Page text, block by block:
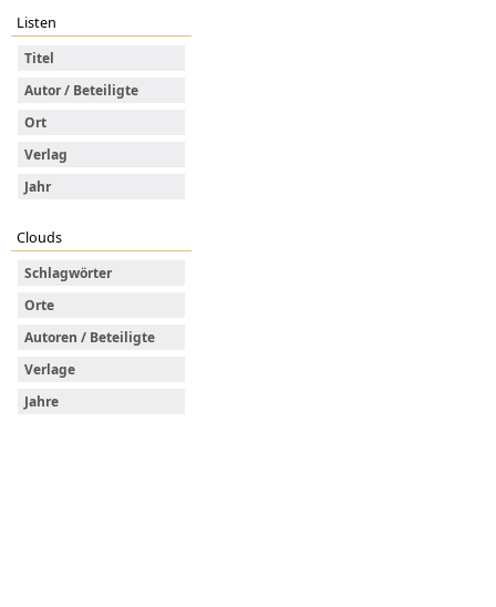
Listen
Titel
Autor / Beteiligte
Ort
Verlag
Jahr
Clouds
Schlagwörter
Orte
Autoren / Beteiligte
Verlage
Jahre